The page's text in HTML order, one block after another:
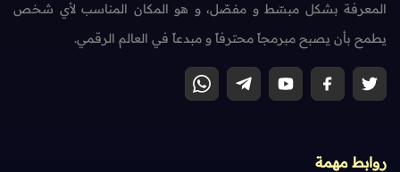
المعرفة بشكل مبسّط و مفصّل، و هو المكان المناسب لأي شخص
يطمح بأن يصبح مبرمجاً محترفاً و مبدعاً في العالم الرقمي.
روابط مهمة